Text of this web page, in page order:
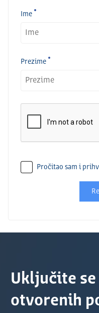
Ime
Prezime
Pročitao sam i
Uključite se
otvorenih